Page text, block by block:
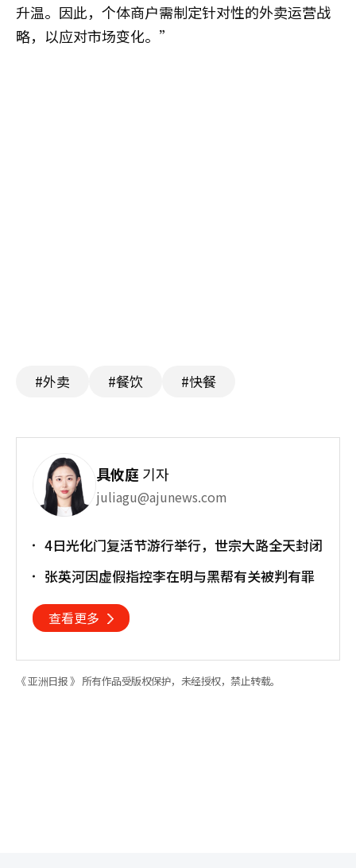
升温。因此，个体商户需制定针对性的外卖运营战
略，以应对市场变化。”
#外卖 #餐饮 #快餐
具攸庭 기자
juliagu@ajunews.com
4日光化门复活节游行举行，世宗大路全天封闭
张英河因虚假指控李在明与黑帮有关被判有罪
查看更多
《 亚洲日报 》 所有作品受版权保护，未经授权，禁止转载。